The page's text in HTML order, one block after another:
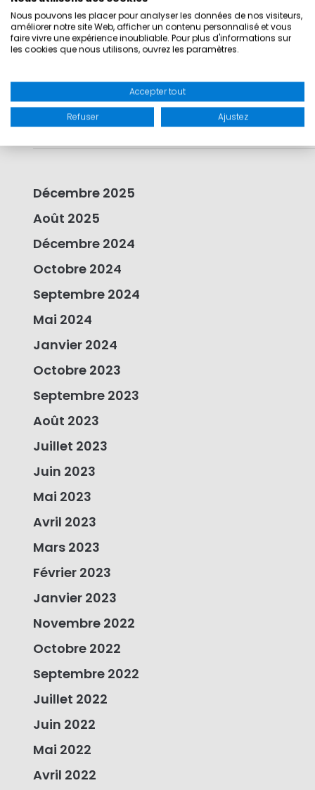
boot Düsseldorf 2026
Regates Royales 2025
Cannes Yachting Festival 2025
boot Düsseldorf 2025
Vendée Globe 2024
Décembre 2025
Août 2025
Décembre 2024
Octobre 2024
Septembre 2024
Mai 2024
Janvier 2024
Octobre 2023
Septembre 2023
Août 2023
Juillet 2023
Juin 2023
Mai 2023
Avril 2023
Mars 2023
Février 2023
Janvier 2023
Novembre 2022
Octobre 2022
Septembre 2022
Juillet 2022
Juin 2022
Mai 2022
Avril 2022
Nous pouvons les placer pour analyser les données de nos visiteurs,
améliorer notre site Web, afficher un contenu personnalisé et vous
faire vivre une expérience inoubliable. Pour plus d'informations sur
les cookies que nous utilisons, ouvrez les paramètres.
Accepter tout
Refuser Ajustez